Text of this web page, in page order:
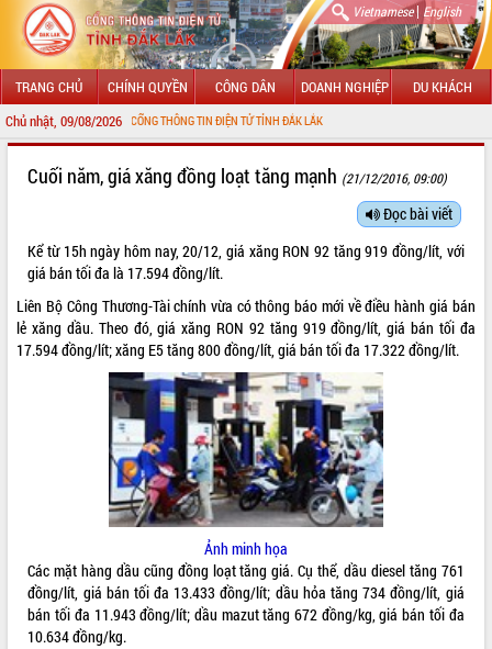
Vietnamese| English
TRANG CHỦ CHÍNH QUYỀN CÔNG DÂN DOANH NGHIỆP DU KHÁCH
Chủ nhật, 09/08/2026
ĐẾN VỚI CỔNG THÔNG TIN ĐIỆN TỬ TỈNH ĐẮK LẮK
TIN TỨC SỰ KIỆN
SỞ, BAN, NGÀNH
UBND CÁC XÃ, PHƯỜNG
THÔNG TIN CHỈ ĐẠO ĐIỀU HÀNH
HỆ THỐNG VĂN BẢN
VĂN BẢN HĐND TỈNH
ĐIỂM TIN VĂN BẢN
QUY HOẠCH - KẾ HOẠCH
Cuối năm, giá xăng đồng loạt tăng mạnh (21/12/2016, 09:00)
Đọc bài viết
Kể từ 15h ngày hôm nay, 20/12, giá xăng RON 92 tăng 919 đồng/lít, với
giá bán tối đa là 17.594 đồng/lít.
Liên Bộ Công Thương-Tài chính vừa có thông báo mới về điều hành giá bán
lẻ xăng dầu. Theo đó, giá xăng RON 92 tăng 919 đồng/lít, giá bán tối đa
17.594 đồng/lít; xăng E5 tăng 800 đồng/lít, giá bán tối đa 17.322 đồng/lít.
Ảnh minh họa
Các mặt hàng dầu cũng đồng loạt tăng giá. Cụ thể, dầu diesel tăng 761
đồng/lít, giá bán tối đa 13.433 đồng/lít; dầu hỏa tăng 734 đồng/lít, giá
bán tối đa 11.943 đồng/lít; dầu mazut tăng 672 đồng/kg, giá bán tối đa
10.634 đồng/kg.